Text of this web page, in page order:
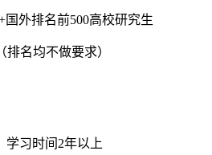
国外排名前500高校研究生
名均不做要求）
学习时间2年以上